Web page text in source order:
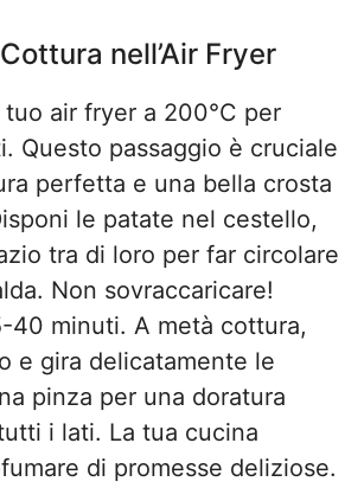
nell’Air Fryer
tuo air fryer a 200°C per
Questo passaggio è cruciale
perfetta e una bella crosta
le patate nel cestello,
tra di loro per far circolare
Non sovraccaricare!
40 minuti. A metà cottura,
e gira delicatamente le
pinza per una doratura
i lati. La tua cucina
di promesse deliziose.